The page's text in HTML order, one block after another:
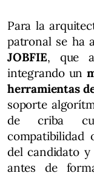
Para la
patronal se ha
JOBFIE, que
integrando un
herramientas
soporte
de criba
compatibilidad
del candidato y
antes de